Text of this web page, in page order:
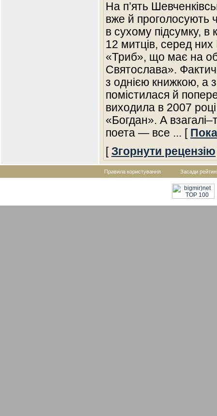
На п’ять
вже й проголосують
в сухому підсумку, в
12 митців, серед
«Триб», що має на
Святослава».
з однією книжкою, а
помістилася й
виходила в 2007
«Богдан». А
поета — все ... [
[ Згорнути рецензію
Правила користування Засади